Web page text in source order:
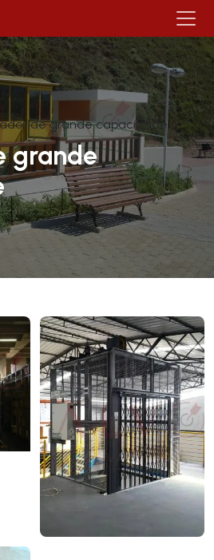
de grande capacidade
grande